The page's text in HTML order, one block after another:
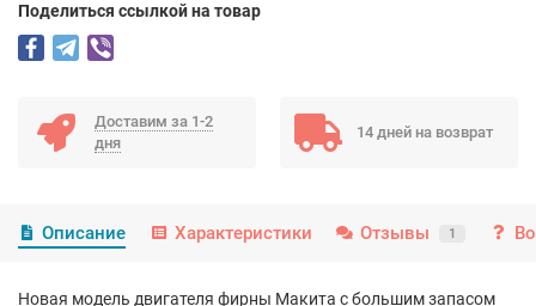
Поделиться ссылкой на товар
Доставим за 1-2
дня
14 дней на возврат
Описание Характеристики Отзывы 1
Новая модель двигателя фирны Макита с большим запасом